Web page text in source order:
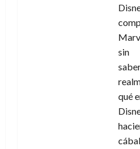
sin
qué